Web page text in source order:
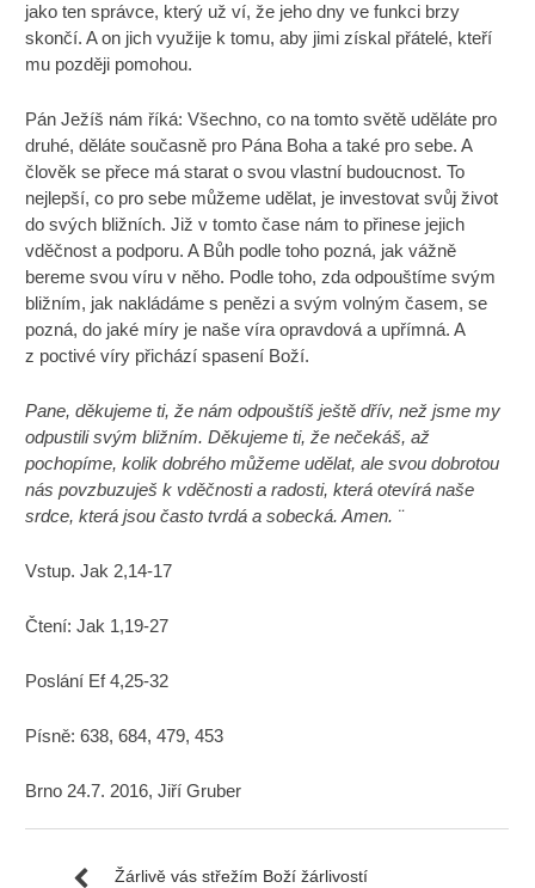
jako ten správce, který už ví, že jeho dny ve funkci brzy
skončí. A on jich využije k tomu, aby jimi získal přátelé, kteří
mu později pomohou.
Pán Ježíš nám říká: Všechno, co na tomto světě uděláte pro
druhé, děláte současně pro Pána Boha a také pro sebe. A
člověk se přece má starat o svou vlastní budoucnost. To
nejlepší, co pro sebe můžeme udělat, je investovat svůj život
do svých bližních. Již v tomto čase nám to přinese jejich
vděčnost a podporu. A Bůh podle toho pozná, jak vážně
bereme svou víru v něho. Podle toho, zda odpouštíme svým
bližním, jak nakládáme s penězi a svým volným časem, se
pozná, do jaké míry je naše víra opravdová a upřímná. A
z poctivé víry přichází spasení Boží.
Pane, děkujeme ti, že nám odpouštíš ještě dřív, než jsme my
odpustili svým bližním. Děkujeme ti, že nečekáš, až
pochopíme, kolik dobrého můžeme udělat, ale svou dobrotou
nás povzbuzuješ k vděčnosti a radosti, která otevírá naše
srdce, která jsou často tvrdá a sobecká. Amen. ¨
Vstup. Jak 2,14-17
Čtení: Jak 1,19-27
Poslání Ef 4,25-32
Písně: 638, 684, 479, 453
Brno 24.7. 2016, Jiří Gruber
Žárlivě vás střežím Boží žárlivostí